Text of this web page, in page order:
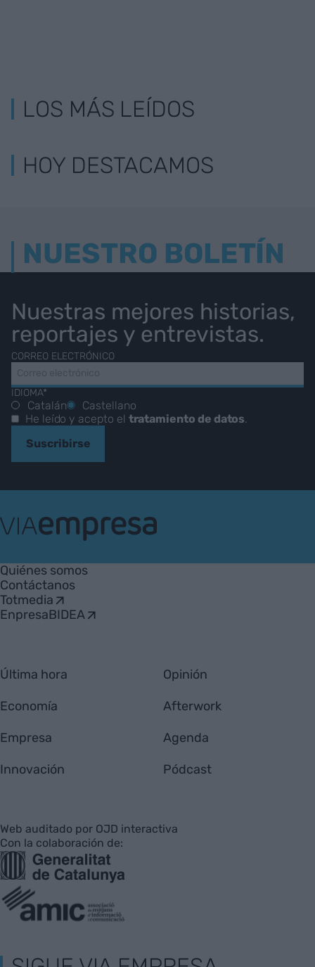
LOS MÁS LEÍDOS
HOY DESTACAMOS
NUESTRO BOLETÍN
Nuestras mejores historias,
reportajes y entrevistas.
CORREO ELECTRÓNICO
IDIOMA*
Catalán
Castellano
He leído y acepto el tratamiento de datos.
Suscribirse
Empresa
Quiénes somos
Contáctanos
Totmedia
EnpresaBIDEA
Última hora
Economía
Empresa
Innovación
Opinión
Afterwork
Agenda
Pódcast
Web auditado por OJD interactiva
Con la colaboración de: